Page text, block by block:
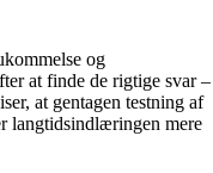
og
at finde de rigtige svar –
at gentagen testning af
langtidsindlæringen mere